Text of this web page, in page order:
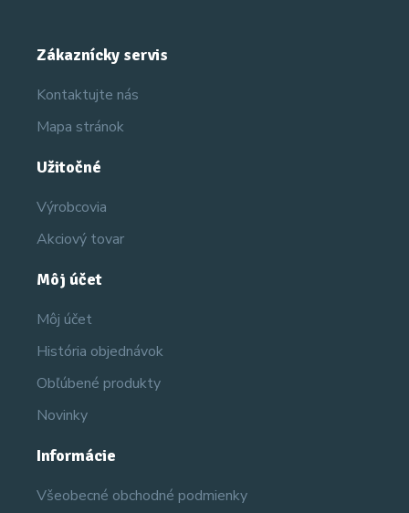
Zákaznícky servis
Kontaktujte nás
Mapa stránok
Užitočné
Výrobcovia
Akciový tovar
Môj účet
Môj účet
História objednávok
Obľúbené produkty
Novinky
Informácie
Všeobecné obchodné podmienky